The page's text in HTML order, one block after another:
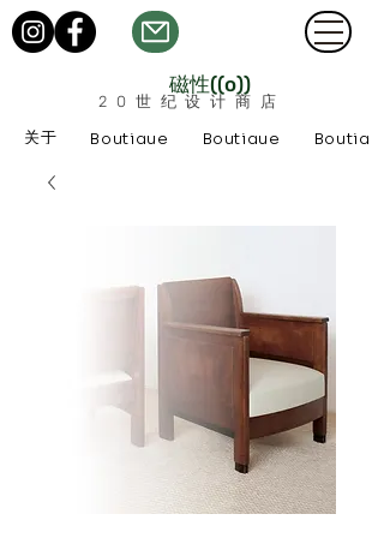
磁性((o))
20世纪设计商店
关于 Boutique Boutique Boutique